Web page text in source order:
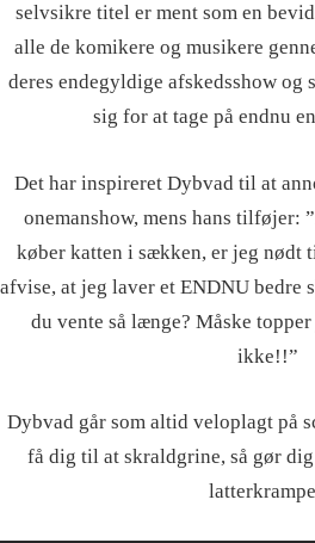
selvsikre titel er ment som en
alle de komikere og musikere
deres endegyldige afskedsshow
sig for at tage på endnu
Det har inspireret Dybvad til at
onemanshow, mens hans tilføjer:
køber katten i sækken, er jeg nødt
afvise, at jeg laver et ENDNU bedre
du vente så længe? Måske
ikke!!”
Dybvad går som altid veloplagt på
få dig til at skraldgrine, så gør